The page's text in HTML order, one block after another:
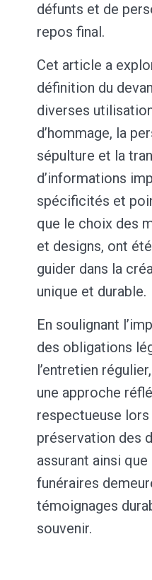
défunts et de
repos final.
Cet article a
définition du
diverses
d’hommage, la
sépulture et la
d’informations
spécificités et
que le choix des
et designs, ont
guider dans la
unique et durable.
En soulignant
des obligations
l’entretien
une approche
respectueuse
préservation des
assurant ainsi
funéraires
témoignages
souvenir.